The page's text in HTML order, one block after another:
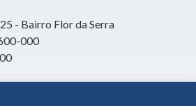
- Bairro Flor da Serra
000